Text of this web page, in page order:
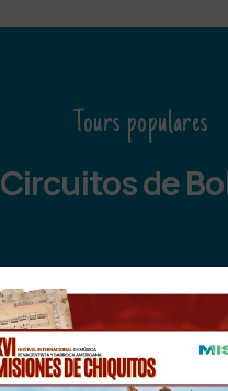
Tours populares
Circuitos de